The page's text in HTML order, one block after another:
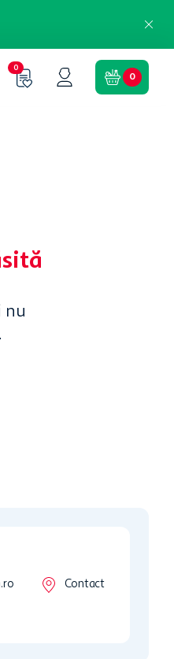
0
0
nu
Contact